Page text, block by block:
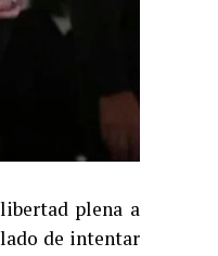
plena a
de intentar